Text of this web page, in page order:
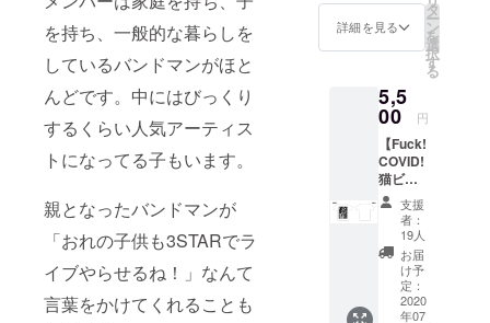
を持ち、一般的な暮らしを
しているバンドマンがほと
んどです。中にはびっくり
するくらい人気アーティス
トになってる子もいます。
親となったバンドマンが
「おれの子供も3STARでラ
イブやらせるね！」なんて
言葉をかけてくれることも
い。 *郵
送のみ
(送料込
み)。
A
Barking
Dog
Never
カラー
展開 ブ
ラック /
ホワイ
ト 支援
時にご
希望の
カラー
タイプ
をお選
びくだ
さい。
・サイ
詳細を見る
タ
ー
ン
を
選
択
す
る
5,5
00 円
【Fuck!
COVID!
猫ビー
ルTee】
半袖T
シャツ
Design
ed by :
CANTO
CANTO
支援
者：
19人
お届
け予
定：
2020
年07